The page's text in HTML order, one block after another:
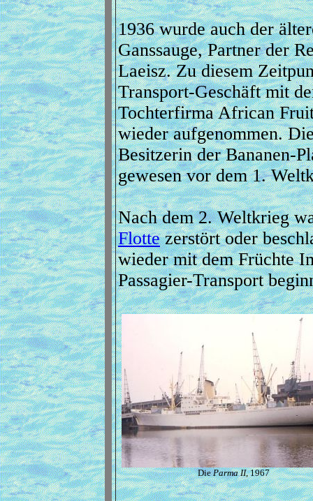
1936 wurde auch der
Ganssauge, Partner der
Laeisz. Zu diesem
Transport-Geschäft mit
Tochterfirma African
wieder aufgenommen.
Besitzerin der Bananen-
gewesen vor dem 1.
Nach dem 2. Weltkrieg
Flottezerstört oder
wieder mit dem Früchte
Passagier-Transport
DieParma II, 1967